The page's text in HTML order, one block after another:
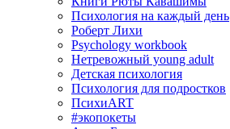
Психология на каждый день
Роберт Лихи
Psychology workbook
Нетревожный young adult
Детская психология
Психология для подростков
ПсихиART
#экопокеты